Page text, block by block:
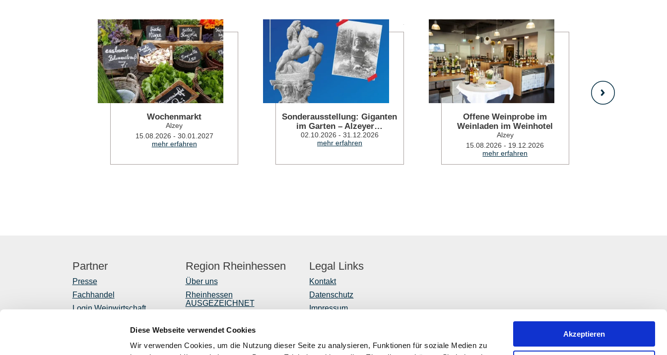
Diese Webseite verwendet Cookies
Wir verwenden Cookies, um die Nutzung dieser Seite zu analysieren, Funktionen für soziale Medien zu
Akzeptieren
Wochenmarkt
Alzey
15.08.2026 - 30.01.2027
mehr erfahren
Sonderausstellung: Giganten
im Garten – Alzeyer…
02.10.2026 - 31.12.2026
mehr erfahren
Offene Weinprobe im
Weinladen im Weinhotel
Alzey
15.08.2026 - 19.12.2026
mehr erfahren
Partner
Presse
Fachhandel
Login Weinwirtschaft
Mediendatenbank
Region Rheinhessen
Über uns
Rheinhessen
AUSGEZEICHNET
Shop
Newsletter
Legal Links
Kontakt
Datenschutz
Impressum